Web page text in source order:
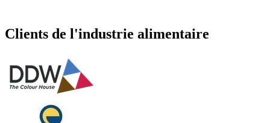
Clients de l'industrie alimentaire